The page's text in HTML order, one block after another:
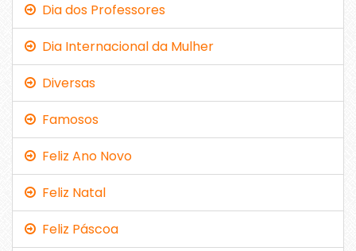
Dia dos Professores
Dia Internacional da Mulher
Diversas
Famosos
Feliz Ano Novo
Feliz Natal
Feliz Páscoa